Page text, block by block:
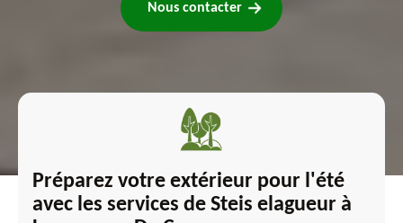
Nous contacter
Préparez votre extérieur pour l'été
avec les services de Steis elagueur à